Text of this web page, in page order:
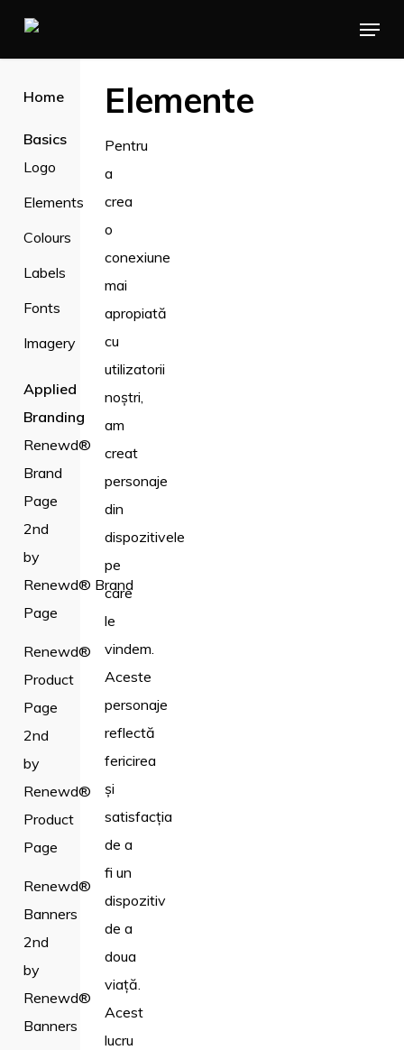
content
Menu
Home
Basics
Logo
Elements
Colours
Labels
Fonts
Imagery
Applied
Branding
Renewd®
Brand
Page
2nd
by
Renewd® Brand
Page
Renewd®
Product
Page
2nd
by
Renewd®
Product
Page
Renewd®
Banners
2nd
by
Renewd®
Banners
Elemente
Pentru
a
crea
o
conexiune
mai
apropiată
cu
utilizatorii
noștri,
am
creat
personaje
din
dispozitivele
pe
care
le
vindem.
Aceste
personaje
reflectă
fericirea
și
satisfacția
de a
fi un
dispozitiv
de a
doua
viață.
Acest
lucru